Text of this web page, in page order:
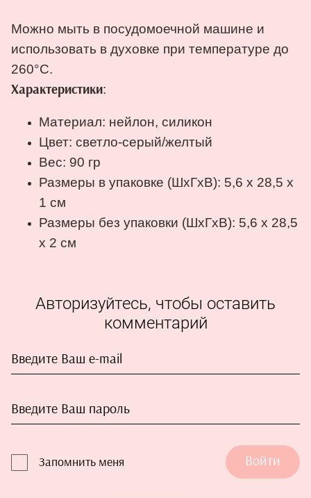
Можно мыть в посудомоечной машине и
использовать в духовке при температуре до
260°C.
Характеристики:
Материал: нейлон, силикон
Цвет: светло-серый/желтый
Вес: 90 гр
Размеры в упаковке (ШхГхВ): 5,6 х 28,5 х
1 см
Размеры без упаковки (ШхГхВ): 5,6 х 28,5
х 2 см
Авторизуйтесь, чтобы оставить
комментарий
Запомнить меня Войти